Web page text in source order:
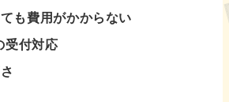
も費用がかからない
付対応